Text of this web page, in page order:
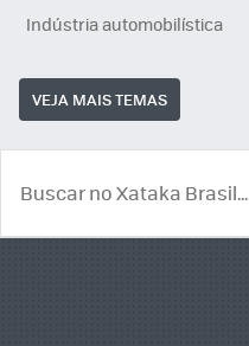
Indústria automobilística
VEJA MAIS TEMAS